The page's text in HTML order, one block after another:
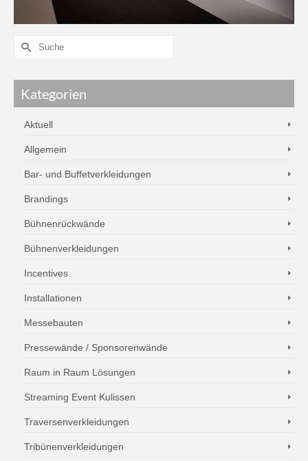
Kategorien
Aktuell
Allgemein
Bar- und Buffetverkleidungen
Brandings
Bühnenrückwände
Bühnenverkleidungen
Incentives
Installationen
Messebauten
Pressewände / Sponsorenwände
Raum in Raum Lösungen
Streaming Event Kulissen
Traversenverkleidungen
Tribünenverkleidungen